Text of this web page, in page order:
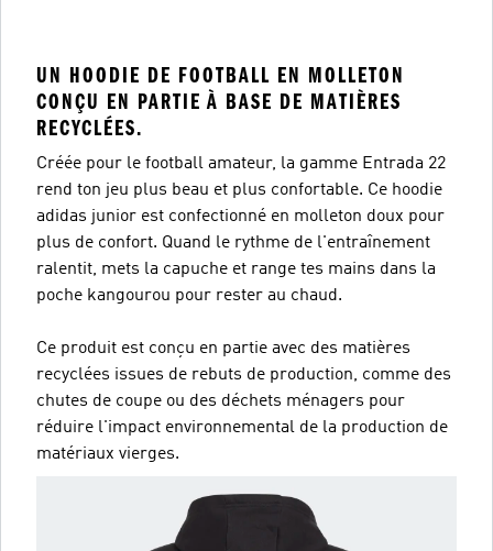
UN HOODIE DE FOOTBALL EN MOLLETON
CONÇU EN PARTIE À BASE DE MATIÈRES
RECYCLÉES.
Créée pour le football amateur, la gamme Entrada 22
rend ton jeu plus beau et plus confortable. Ce hoodie
adidas junior est confectionné en molleton doux pour
plus de confort. Quand le rythme de l'entraînement
ralentit, mets la capuche et range tes mains dans la
poche kangourou pour rester au chaud.
Ce produit est conçu en partie avec des matières
recyclées issues de rebuts de production, comme des
chutes de coupe ou des déchets ménagers pour
réduire l'impact environnemental de la production de
matériaux vierges.